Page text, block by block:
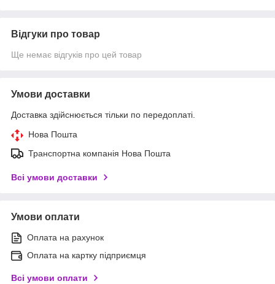
Відгуки про товар
Ще немає відгуків про цей товар
Умови доставки
Доставка здійснюється тільки по передоплаті.
Нова Пошта
Транспортна компанія Нова Пошта
Всі умови доставки
Умови оплати
Оплата на рахунок
Оплата на картку підприємця
Всі умови оплати